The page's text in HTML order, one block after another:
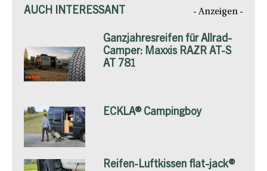
AUCH INTERESSANT - Anzeigen -
Ganzjahresreifen für Allrad-
Camper: Maxxis RAZR AT-S
AT 781
ECKLA® Campingboy
Reifen-Luftkissen flat-jack®